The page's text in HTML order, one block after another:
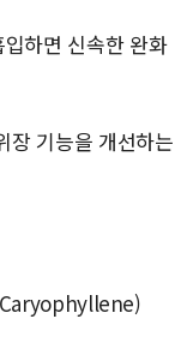
하면 신속한 완화
장 기능을 개선하는